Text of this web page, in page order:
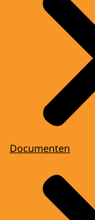
Documenten